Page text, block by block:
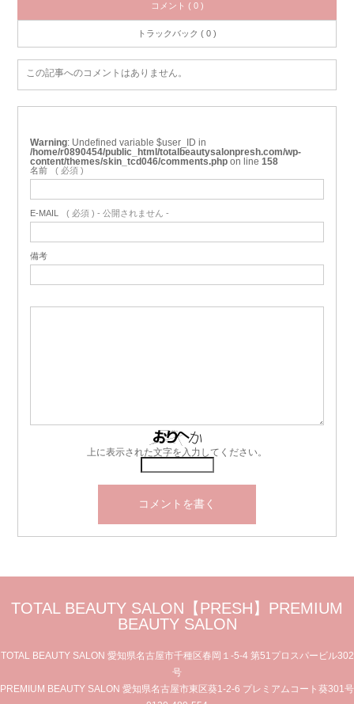
コメント ( 0 )
トラックバック ( 0 )
この記事へのコメントはありません。
Warning : Undefined variable $user_ID in
/home/r0890454/public_html/totalbeautysalonpresh.com/wp-
content/themes/skin_tcd046/comments.php on line 158
名前 ( 必須 )
E-MAIL ( 必須 ) - 公開されません -
備考
上に表示された文字を入力してください。
TOTAL BEAUTY SALON【PRESH】PREMIUM
BEAUTY SALON
TOTAL BEAUTY SALON 愛知県名古屋市千種区春岡１-5-4 第51プロスパービル302
号
PREMIUM BEAUTY SALON 愛知県名古屋市東区葵1-2-6 プレミアムコート葵301号